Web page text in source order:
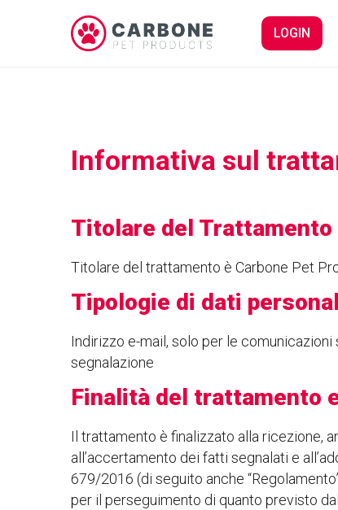
LOGIN
Informativa sul
Titolare del Trattamento
Titolare del trattamento è Carbone Pet
Tipologie di dati
Indirizzo e-mail, solo per le
segnalazione
Finalità del trattamento
Il trattamento è finalizzato alla ricezione,
all’accertamento dei fatti segnalati e
679/2016 (di seguito anche
per il perseguimento di quanto previsto